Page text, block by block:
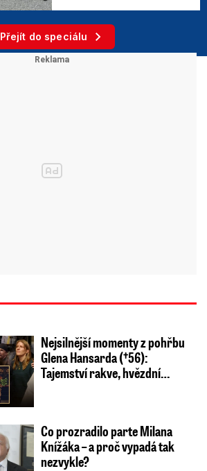
Přejít do speciálu
Nejsilnější momenty z pohřbu
Glena Hansarda (†56):
Tajemství rakve, hvězdní…
Co prozradilo parte Milana
Knížáka – a proč vypadá tak
nezvykle?